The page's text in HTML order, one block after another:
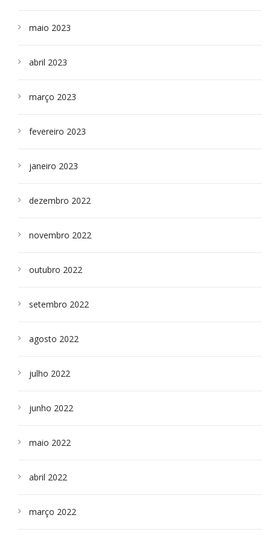
maio 2023
abril 2023
março 2023
fevereiro 2023
janeiro 2023
dezembro 2022
novembro 2022
outubro 2022
setembro 2022
agosto 2022
julho 2022
junho 2022
maio 2022
abril 2022
março 2022